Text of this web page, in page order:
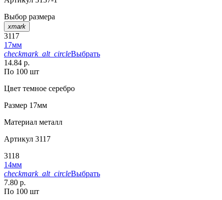
Выбор размера
xmark
3117
17мм
checkmark_alt_circleВыбрать
14.84 р.
По 100 шт
Цвет темное серебро
Размер 17мм
Материал металл
Артикул 3117
3118
14мм
checkmark_alt_circleВыбрать
7.80 р.
По 100 шт